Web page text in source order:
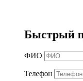
Быстрый
ФИО
Телефон